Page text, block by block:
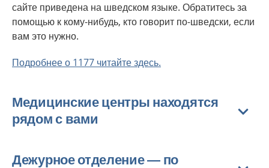
сайте приведена на шведском языке. Обратитесь за
помощью к кому-нибудь, кто говорит по-шведски, если
вам это нужно.
Подробнее о 1177 читайте здесь.
Медицинские центры находятся
рядом с вами
Дежурное отделение — по